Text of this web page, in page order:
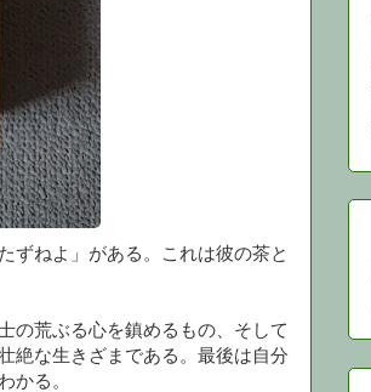
ずねよ」がある。これは彼の茶と
の荒ぶる心を鎮めるもの、そして
絶な生きざまである。最後は自分
かる。